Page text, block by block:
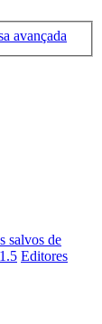
avançada
salvos de
Editores